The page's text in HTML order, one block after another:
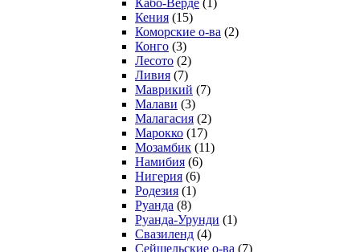
Кения (15)
Коморские о-ва (2)
Конго (3)
Лесото (2)
Ливия (7)
Маврикий (7)
Малави (3)
Малагасия (2)
Марокко (17)
Мозамбик (11)
Намибия (6)
Нигерия (6)
Родезия (1)
Руанда (8)
Руанда-Урунди (1)
Свазиленд (4)
Сейшельские о-ва (7)